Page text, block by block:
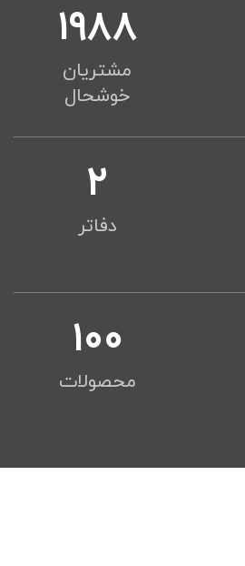
2000
مشتریان
خوشحال
2
دفاتر
100
محصولات